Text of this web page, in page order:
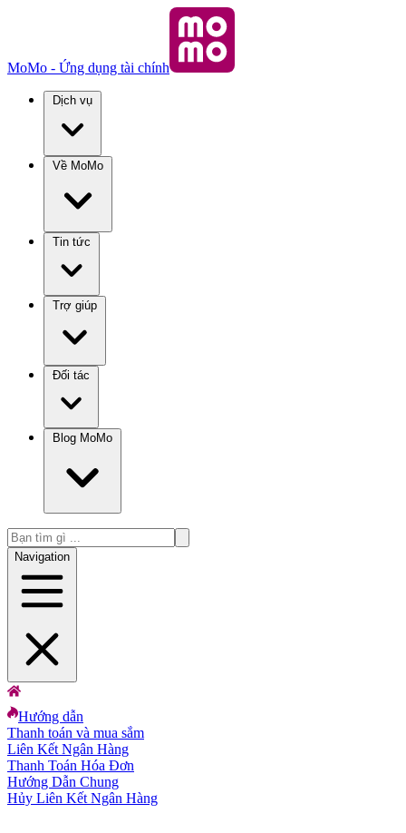
MoMo - Ứng dụng tài chính
Dịch vụ
Về MoMo
Tin tức
Trợ giúp
Đối tác
Blog MoMo
Navigation
Hướng dẫn
Thanh toán và mua sắm
Liên Kết Ngân Hàng
Thanh Toán Hóa Đơn
Hướng Dẫn Chung
Hủy Liên Kết Ngân Hàng